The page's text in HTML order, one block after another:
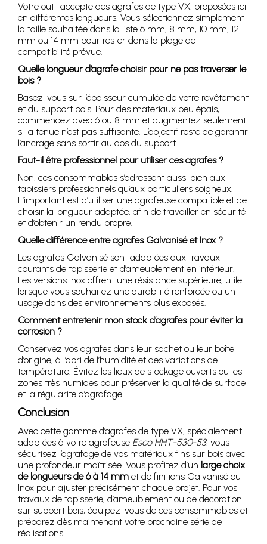
Votre outil accepte des agrafes de type VX, proposées ici
en différentes longueurs. Vous sélectionnez simplement
la taille souhaitée dans la liste 6 mm, 8 mm, 10 mm, 12
mm ou 14 mm pour rester dans la plage de
compatibilité prévue.
Quelle longueur d’agrafe choisir pour ne pas traverser le
bois ?
Basez-vous sur l’épaisseur cumulée de votre revêtement
et du support bois. Pour des matériaux peu épais,
commencez avec 6 ou 8 mm et augmentez seulement
si la tenue n’est pas suffisante. L’objectif reste de garantir
l’ancrage sans sortir au dos du support.
Faut-il être professionnel pour utiliser ces agrafes ?
Non, ces consommables s’adressent aussi bien aux
tapissiers professionnels qu’aux particuliers soigneux.
L’important est d’utiliser une agrafeuse compatible et de
choisir la longueur adaptée, afin de travailler en sécurité
et d’obtenir un rendu propre.
Quelle différence entre agrafes Galvanisé et Inox ?
Les agrafes Galvanisé sont adaptées aux travaux
courants de tapisserie et d’ameublement en intérieur.
Les versions Inox offrent une résistance supérieure, utile
lorsque vous souhaitez une durabilité renforcée ou un
usage dans des environnements plus exposés.
Comment entretenir mon stock d’agrafes pour éviter la
corrosion ?
Conservez vos agrafes dans leur sachet ou leur boîte
d’origine, à l’abri de l’humidité et des variations de
température. Évitez les lieux de stockage ouverts ou les
zones très humides pour préserver la qualité de surface
et la régularité d’agrafage.
Conclusion
Avec cette gamme d’agrafes de type VX, spécialement
adaptées à votre agrafeuse Esco HHT-530-53, vous
sécurisez l’agrafage de vos matériaux fins sur bois avec
une profondeur maîtrisée. Vous profitez d’un large choix
de longueurs de 6 à 14 mm et de finitions Galvanisé ou
Inox pour ajuster précisément chaque projet. Pour vos
travaux de tapisserie, d’ameublement ou de décoration
sur support bois, équipez-vous de ces consommables et
préparez dès maintenant votre prochaine série de
réalisations.